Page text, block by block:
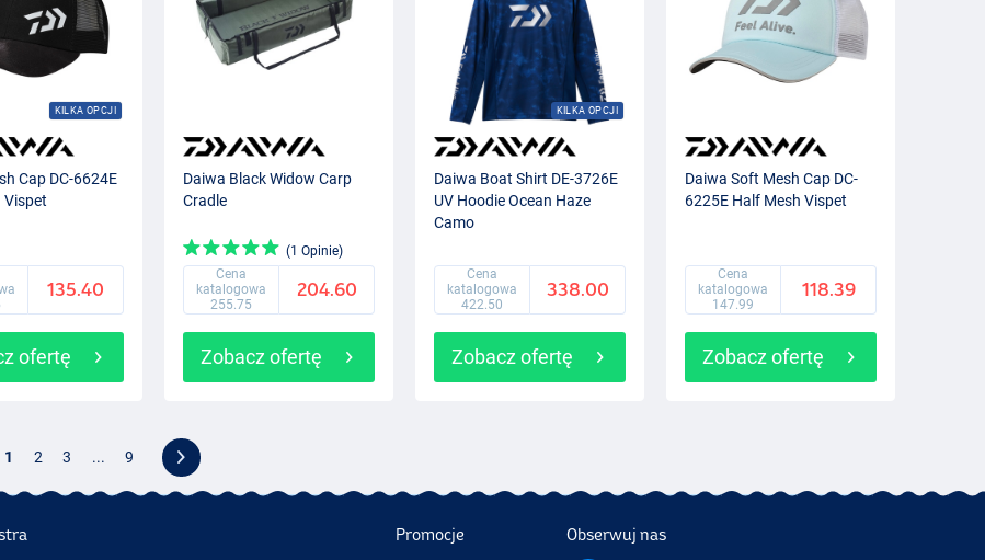
KILKA OPCJI
Cap DC-6624E
Vispet
135.40
ofertę
Daiwa Black Widow Carp
Cradle
(1 Opinie)
Cena
katalogowa
255.75
204.60
Zobacz ofertę
KILKA OPCJI
Daiwa Boat Shirt DE-3726E
UV Hoodie Ocean Haze
Camo
Cena
katalogowa
422.50
338.00
Zobacz ofertę
Daiwa Soft Mesh Cap DC-
6225E Half Mesh Vispet
Cena
katalogowa
147.99
118.39
Zobacz ofertę
1 2 3 ... 9
Promocje Obserwuj nas